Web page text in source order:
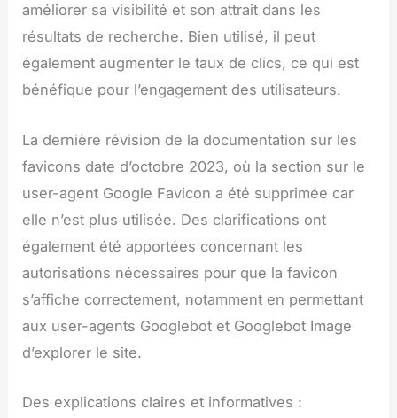
améliorer sa visibilité et son attrait dans les
résultats de recherche. Bien utilisé, il peut
également augmenter le taux de clics, ce qui est
bénéfique pour l’engagement des utilisateurs.
La dernière révision de la documentation sur les
favicons date d’octobre 2023, où la section sur le
user-agent Google Favicon a été supprimée car
elle n’est plus utilisée. Des clarifications ont
également été apportées concernant les
autorisations nécessaires pour que la favicon
s’affiche correctement, notamment en permettant
aux user-agents Googlebot et Googlebot Image
d’explorer le site.
Des explications claires et informatives :